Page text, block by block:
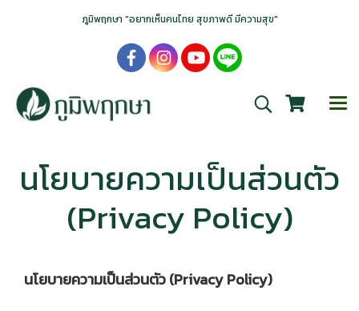
ภูมิพฤกษา "อยากเห็นคนไทย สุขภาพดี มีความสุข"
นโยบายความเป็นส่วนตัว
(Privacy Policy)
นโยบายความเป็นส่วนตัว (Privacy Policy)